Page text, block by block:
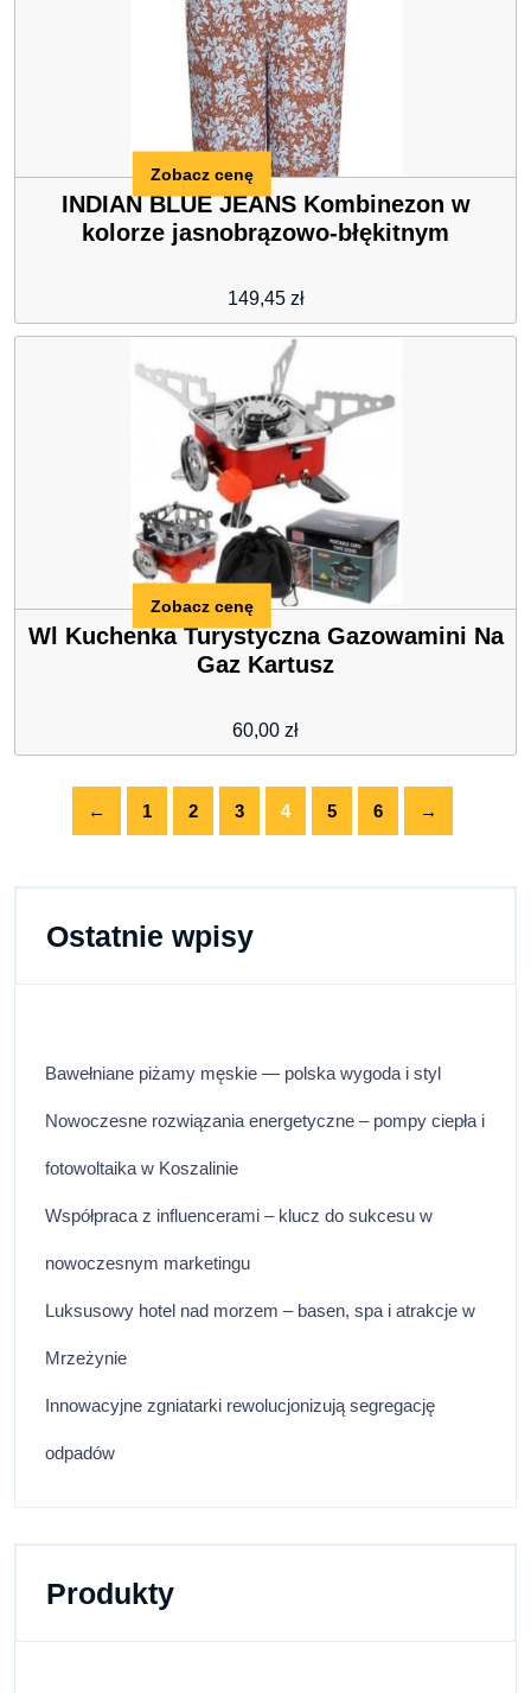
INDIAN BLUE JEANS Kombinezon w
kolorze jasnobrązowo-błękitnym
149,45 zł
Zobacz cenę
Wl Kuchenka Turystyczna Gazowamini Na
Gaz Kartusz
60,00 zł
Zobacz cenę
← 1 2 3 4 5 6 →
Ostatnie wpisy
Bawełniane piżamy męskie — polska wygoda i styl
Nowoczesne rozwiązania energetyczne – pompy ciepła i
fotowoltaika w Koszalinie
Współpraca z influencerami – klucz do sukcesu w
nowoczesnym marketingu
Luksusowy hotel nad morzem – basen, spa i atrakcje w
Mrzeżynie
Innowacyjne zgniatarki rewolucjonizują segregację
odpadów
Produkty